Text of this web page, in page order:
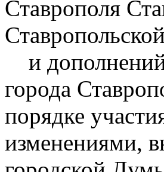
Ставрополя
и дополнений
города
порядке
изменениями,